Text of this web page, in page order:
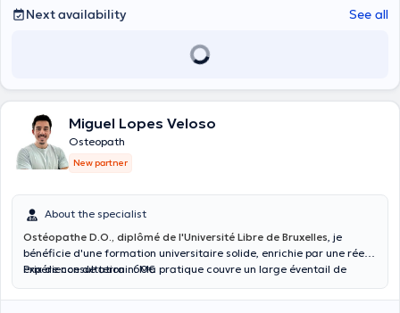
Next availability
See all
Miguel Lopes Veloso
Osteopath
New partner
About the specialist
Ostéopathe D.O., diplômé de l'Université Libre de Bruxelles, je
bénéficie d'une formation universitaire solide, enrichie par une réelle
expérience de terrain. Ma pratique couvre un large éventail de
temporo-mandibulaires. J'accueille adolescents, adultes, sportifs et
Prix de consultation : 60€